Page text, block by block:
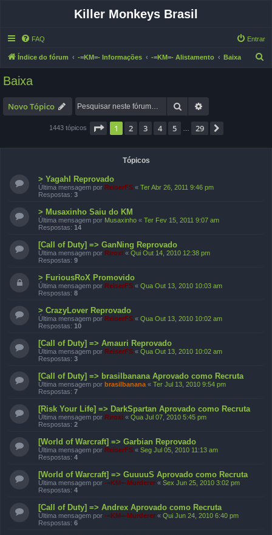
Killer Monkeys Brasil
FAQ Entrar
Índice do fórum -=KM=- Informações -=KM=- Alistamento Baixa
Baixa
Novo Tópico Pesquisar
1443 tópicos Página de 29
1 2 3 4 5 29
Tópicos
> Yagahl Reprovado
Última mensagem por ReiserFS « Ter Abr 26, 2011 9:46 pm
Respostas: 3
> Musaxinho Saiu do KM
Última mensagem por Musaxinho « Ter Fev 15, 2011 9:07 am
Respostas: 14
[Call of Duty] => GanNing Reprovado
Última mensagem por Riroxi « Qui Out 14, 2010 12:38 pm
Respostas: 9
> FuriousRoX Promovido
Última mensagem por ReiserFS « Qua Out 13, 2010 10:03 am
Respostas: 8
> CrazyLover Reprovado
Última mensagem por ReiserFS « Qua Out 13, 2010 10:02 am
Respostas: 10
[Call of Duty] => Amauri Reprovado
Última mensagem por ReiserFS « Qua Out 13, 2010 10:02 am
Respostas: 3
[Call of Duty] => brasilbanana Aprovado como Recruta
Última mensagem por brasilbanana « Ter Jul 13, 2010 9:54 pm
Respostas: 7
[Risk Your Life] => DarkSpartan Aprovado como Recruta
Última mensagem por Riroxi « Qua Jul 07, 2010 5:45 pm
Respostas: 2
[World of Warcraft] => Garbian Reprovado
Última mensagem por ReiserFS « Seg Jul 05, 2010 11:13 am
Respostas: 4
[World of Warcraft] => GuuuuS Aprovado como Recruta
Última mensagem por -=KM=-Murderer « Sex Jun 25, 2010 3:02 pm
Respostas: 4
[Call of Duty] => Andrex Aprovado como Recruta
Última mensagem por -=KM=-Murderer « Qui Jun 24, 2010 6:40 pm
Respostas: 6